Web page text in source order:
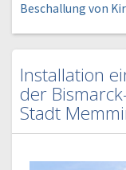
Beschallung von
Installation
der
Stadt